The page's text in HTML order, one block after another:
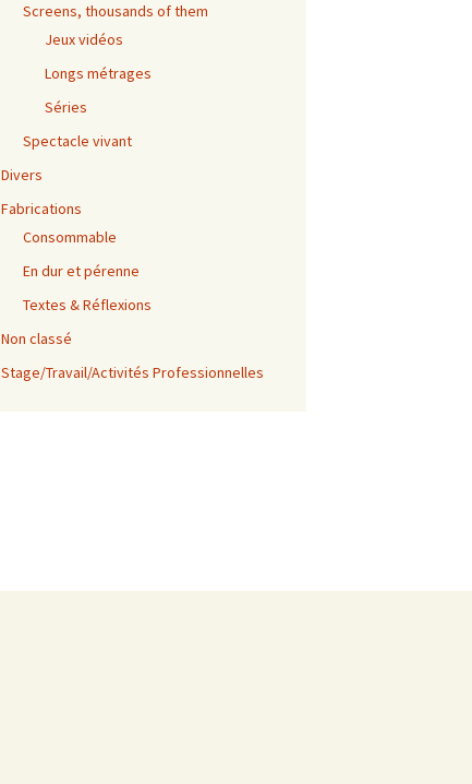
Screens, thousands of them
Jeux vidéos
Longs métrages
Séries
Spectacle vivant
Divers
Fabrications
Consommable
En dur et pérenne
Textes & Réflexions
Non classé
Stage/Travail/Activités Professionnelles